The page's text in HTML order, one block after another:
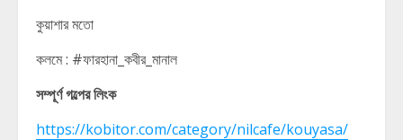
কুয়াশার মতো
কলমে : #ফারহানা_কবীর_মানাল
সম্পূর্ণ গল্পের লিংক
https://kobitor.com/category/nilcafe/kouyasa/